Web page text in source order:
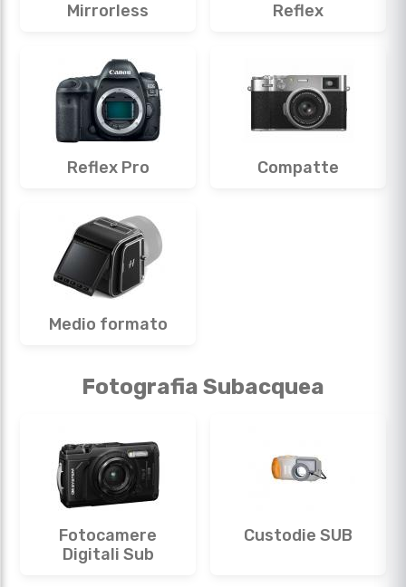
Mirrorless Reflex
Reflex Pro Compatte
Medio formato
Fotografia Subacquea
Fotocamere
Digitali Sub
Custodie SUB